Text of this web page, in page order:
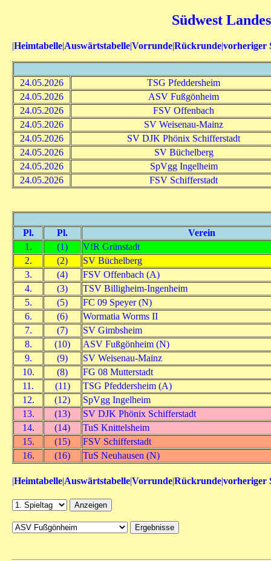
Südwest
|Heimtabelle|Auswärtstabelle|Vorrunde|Rückrunde|vorheriger
24.05.2026
TSG Pfeddersheim
24.05.2026
ASV Fußgönheim
24.05.2026
FSV Offenbach
24.05.2026
SV Weisenau-Mainz
24.05.2026
SV DJK Phönix Schifferstadt
24.05.2026
SV Büchelberg
24.05.2026
SpVgg Ingelheim
24.05.2026
FSV Schifferstadt
Pl. Pl.
Verein
1.
(1)
VfR Grünstadt
2.
(2)
SV Büchelberg
3.
(4)
FSV Offenbach (A)
4.
(3)
TSV Billigheim-Ingenheim
5.
(5)
FC 09 Speyer (N)
6.
(6)
Wormatia Worms II
7.
(7)
SV Gimbsheim
8.
(10)
ASV Fußgönheim (N)
9.
(9)
SV Weisenau-Mainz
10.
(8)
FG 08 Mutterstadt
11.
(11)
TSG Pfeddersheim (A)
12.
(12)
SpVgg Ingelheim
13.
(13)
SV DJK Phönix Schifferstadt
14.
(14)
TuS Knittelsheim
15.
(15)
FSV Schifferstadt
16.
(16) TuS Neuhausen (N)
|Heimtabelle|Auswärtstabelle|Vorrunde|Rückrunde|vorheriger